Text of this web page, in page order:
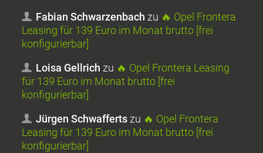
Fabian Schwarzenbach zu 🔥 Opel Frontera
Leasing für 139 Euro im Monat brutto [frei
konfigurierbar]
Loisa Gellrich zu 🔥 Opel Frontera Leasing
für 139 Euro im Monat brutto [frei
konfigurierbar]
Jürgen Schwaffertszu 🔥 Opel Frontera
Leasing für 139 Euro im Monat brutto [frei
konfigurierbar]